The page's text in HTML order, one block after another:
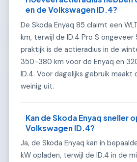
en de Volkswagen ID.4?
De Skoda Enyaq 85 claimt een
km, terwijl de ID.4 Pro S ongeveer
praktijk is de actieradius in de
350-380 km voor de Enyaq en
ID.4. Voor dagelijks gebruik
weinig uit.
Kan de Skoda Enyaq sneller
Volkswagen ID.4?
Ja, de Skoda Enyaq kan in
kW opladen, terwijl de ID.4 in de